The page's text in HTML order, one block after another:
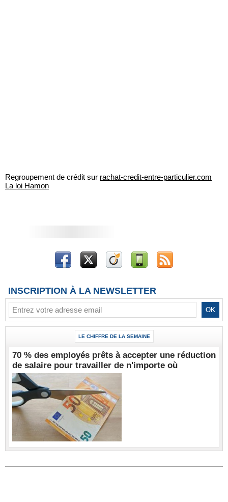
Regroupement de crédit sur rachat-credit-entre-particulier.com
La loi Hamon
INSCRIPTION À LA NEWSLETTER
LE CHIFFRE DE LA SEMAINE
70 % des employés prêts à accepter une réduction
de salaire pour travailler de n'importe où